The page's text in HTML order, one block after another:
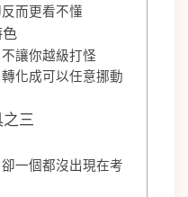
而更看不懂
讓你越級打怪
化成可以任意挪動
三
一個都沒出現在考